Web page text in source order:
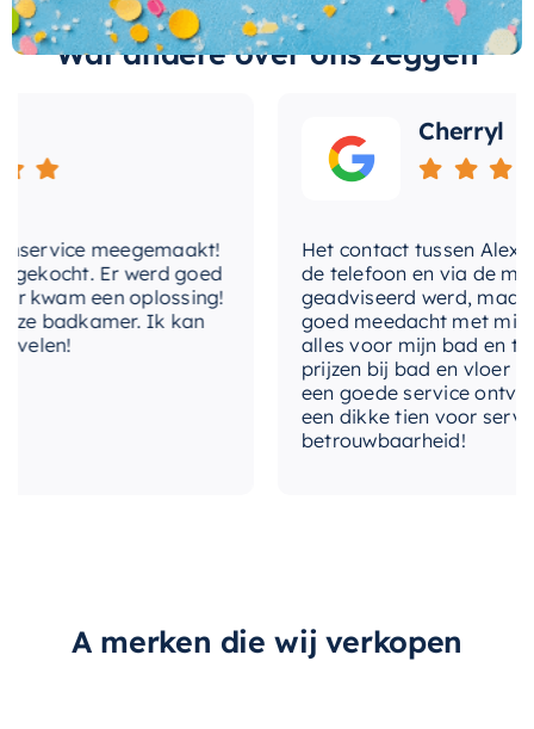
installatie voor een opvallende, moderne look,
of ga voor een inbouw installatie voor een
Als onderdeel van de Mondiaz-collectie kunt u
erop vertrouwen dat u kiest voor kwaliteit en
CUBEtoe aan uw badkamer voor een strakke,
moderne look en praktisch gebruiksgemak.
Wat andere over ons zeggen
meegemaakt!
Er werd goed
een oplossing!
badkamer. Ik kan
Cherryl
Het contact tussen Alex en
de telefoon en via de mail,
geadviseerd werd, maar
goed meedacht met mij.
alles voor mijn bad en
prijzen bij bad en vloer
een goede service
een dikke tien voor
betrouwbaarheid!
A merken die wij verkopen